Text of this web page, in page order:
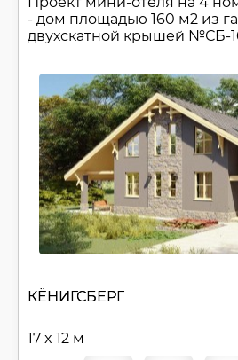
- дом площадью 160 м2 из
двухскатной крышей №СБ-
КЁНИГСБЕРГ
17 x 12 м